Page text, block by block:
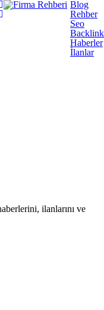
Blog
Rehber
Seo
Backlink
Haberler
İlanlar
ilanlarını ve